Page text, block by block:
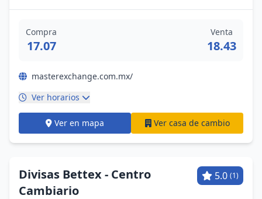
Compra
17.07
Venta
18.43
masterexchange.com.mx/
Ver horarios
Ver en mapa Ver casa de cambio
Divisas Bettex - Centro
Cambiario
5.0 (1)